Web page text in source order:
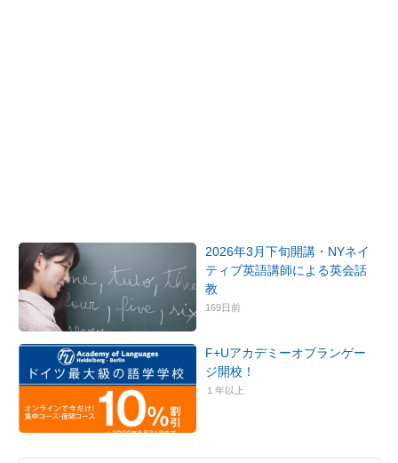
2026年3月下旬開講・NYネイ
ティブ英語講師による英会話
教
169日前
F+Uアカデミーオブランゲー
ジ開校！
１年以上